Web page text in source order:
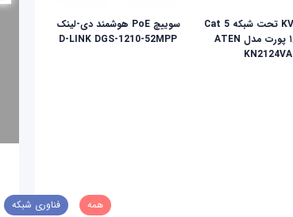
سوئیچ KVM تحت شبکه Cat 5
ای‌تن ۱۶ پورت مدل ATEN
KN2124VA
سوییچ PoE هوشمند دی-لینک
D-LINK DGS-1210-52MPP
همه فناوری شبکه